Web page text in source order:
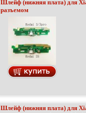
Шлейф (нижняя плата) для
разъемом
Шлейф (нижняя плата) для